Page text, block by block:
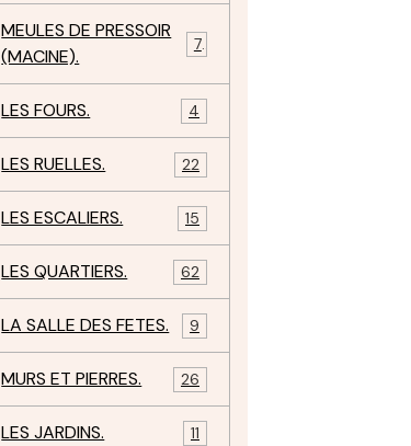
MEULES DE PRESSOIR
(MACINE).
7
LES FOURS. 4
LES RUELLES. 22
LES ESCALIERS. 15
LES QUARTIERS. 62
LA SALLE DES FETES. 9
MURS ET PIERRES. 26
LES JARDINS. 11